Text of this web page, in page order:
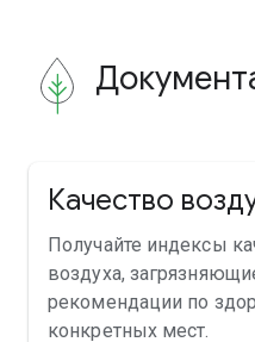
Качество
Получайте индексы
воздуха,
рекомендации по
конкретных мест.